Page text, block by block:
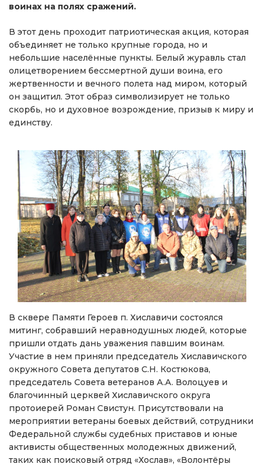
воинах на полях сражений.
В этот день проходит патриотическая акция, которая
объединяет не только крупные города, но и
небольшие населённые пункты. Белый журавль стал
олицетворением бессмертной души воина, его
жертвенности и вечного полета над миром, который
он защитил. Этот образ символизирует не только
скорбь, но и духовное возрождение, призыв к миру и
единству.
В сквере Памяти Героев п. Хиславичи состоялся
митинг, собравший неравнодушных людей, которые
пришли отдать дань уважения павшим воинам.
Участие в нем приняли председатель Хиславичского
окружного Совета депутатов С.Н. Костюкова,
председатель Совета ветеранов А.А. Волоцуев и
благочинный церквей Хиславичского округа
протоиерей Роман Свистун. Присутствовали на
мероприятии ветераны боевых действий, сотрудники
Федеральной службы судебных приставов и юные
активисты общественных молодежных движений,
таких как поисковый отряд «Хослав», «Волонтёры